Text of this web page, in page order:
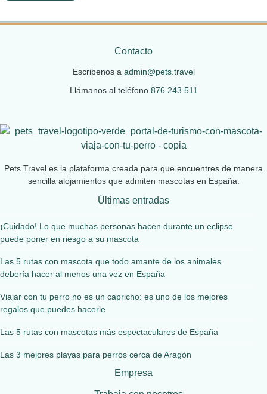
Contacto
Escribenos a admin@pets.travel
Llámanos al teléfono 876 243 511
Pets Travel es la plataforma creada para que encuentres de manera
sencilla alojamientos que admiten mascotas en España.
Últimas entradas
¡Cuidado! Lo que muchas personas hacen durante un eclipse
puede poner en riesgo a su mascota
Las 5 rutas con mascota que todo amante de los animales
debería hacer al menos una vez en España
Viajar con tu perro no es un capricho: es uno de los mejores
regalos que puedes hacerle
Las 5 rutas con mascotas más espectaculares de España
Las 3 mejores playas para perros cerca de Aragón
Empresa